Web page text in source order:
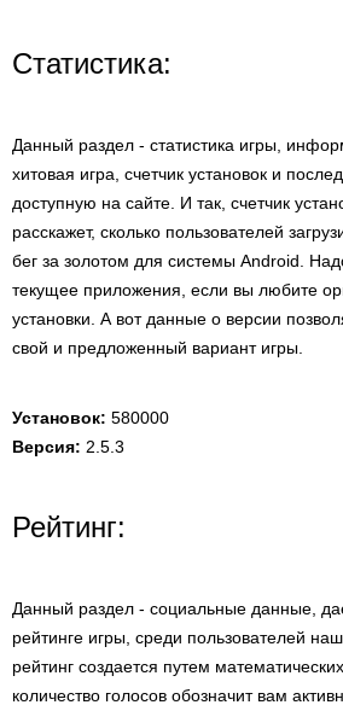
Статистика:
Данный раздел - статистика игры,
хитовая игра, счетчик установок и
доступную на сайте. И так, счетчик
расскажет, сколько пользователей
бег за золотом для системы Android.
текущее приложения, если вы любите
установки. А вот данные о версии
свой и предложенный вариант игры.
Установок: 580000
Версия: 2.5.3
Рейтинг:
Данный раздел - социальные данные,
рейтинге игры, среди пользователей
рейтинг создается путем
количество голосов обозначит вам